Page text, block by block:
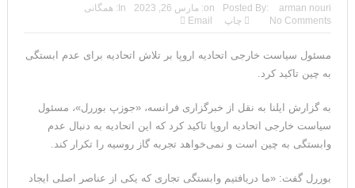
Posted By: arman nouri
on: مارس 26, 2023 In: همگانی
No Comments
چاپ Email
مسئول سیاست خارجی اتحادیه اروپا بر تلاش اتحادیه برای عدم ابستگی
به چین تاکید کرد.
به گزارش ایلنا به نقل از خبرگزاری فرانسه، «جوزپ بوررل»، مسئول
سیاست خارجی اتحادیه اروپا تاکید کرد که این اتحادیه به دنبال عدم
وابستگی به چین است و نمی‌خواهد تجربه گاز روسیه را تکرار کند.
بوررل گفت: «ما دریافتیم وابستگی تجاری که یکی از عناصر اصلی ایجاد